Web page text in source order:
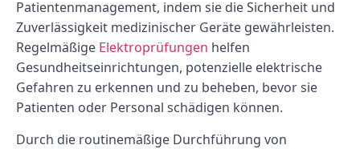
Patientenmanagement, indem sie die Sicherheit und
Zuverlässigkeit medizinischer Geräte gewährleisten.
Regelmäßige Elektroprüfungen helfen
Gesundheitseinrichtungen, potenzielle elektrische
Gefahren zu erkennen und zu beheben, bevor sie
Patienten oder Personal schädigen können.
Durch die routinemäßige Durchführung von